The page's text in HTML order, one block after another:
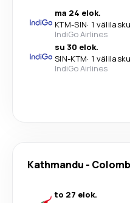
ma 24 elok.
KTM-SIN· 1 välilasku
IndiGo Airlines
su 30 elok.
SIN-KTM· 1 välilasku
IndiGo Airlines
Kathmandu -
to 27 elok.